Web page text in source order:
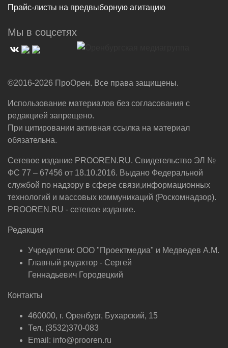
Прайс-листы на предвыборную агитацию
Мы в соцсетях
©2016-2026 ПроОрен. Все права защищены.
Использование материалов без согласования с
редакцией запрещено.
При цитировании активная ссылка на материал
обязательна.
Сетевое издание PROOREN.RU. Свидетельство ЭЛ №
ФС 77 – 67456 от 18.10.2016. Выдано Федеральной
службой по надзору в сфере связи,информационных
технологий и массовых коммуникаций (Роскомнадзор).
PROOREN.RU - сетевое издание.
Редакция
Учредители: ООО "Проектмедиа" и Медведев А.М.
Главный редактор - Сергей
Геннадьевич Городецкий
Контакты
460000, г. Оренбург, Бухарский, 15
Тел. (3532)370-083
Email: info@prooren.ru